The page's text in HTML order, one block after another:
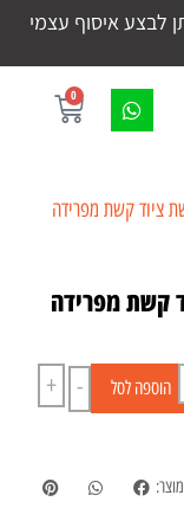
מעל 999 ש"ח | ניתן לבצע איסוף עצמי
0
ציוד קשת מפרידה
קשת מפרידה
-
+ הוספה לסל